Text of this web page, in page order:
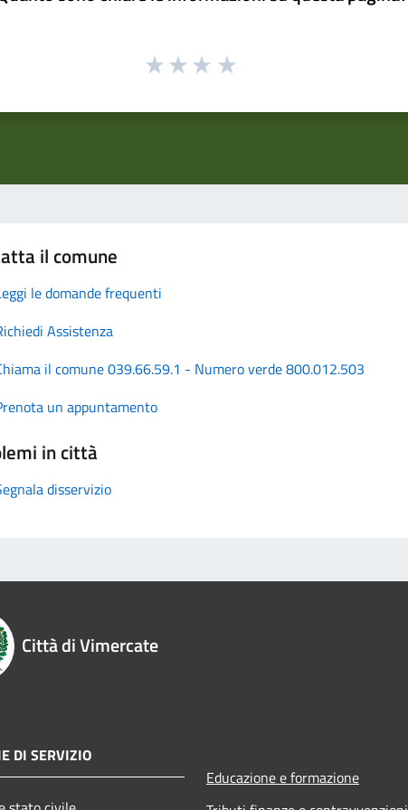
il comune
le domande frequenti
Assistenza
il comune 039.66.59.1 - Numero verde 800.012.503
un appuntamento
in città
disservizio
Città di Vimercate
DI SERVIZIO
Educazione e formazione